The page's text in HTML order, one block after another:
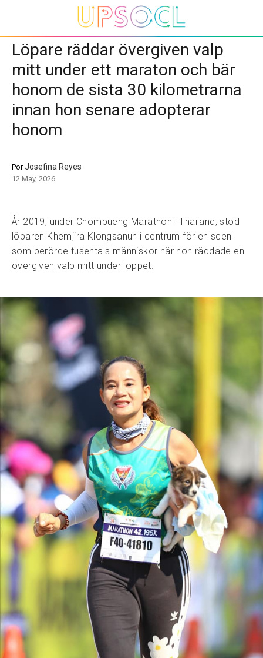
Löpare räddar övergiven valp
mitt under ett maraton och bär
honom de sista 30 kilometrarna
innan hon senare adopterar
honom
PorJosefina Reyes
12 May, 2026
År 2019, under Chombueng Marathon i Thailand, stod
löparen Khemjira Klongsanun i centrum för en scen
som berörde tusentals människor när hon räddade en
övergiven valp mitt under loppet.